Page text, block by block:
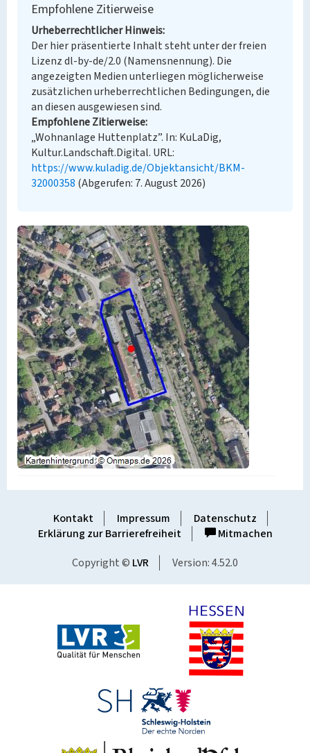
Empfohlene Zitierweise
Urheberrechtlicher Hinweis
Der hier präsentierte Inhalt steht unter der freien
Lizenz dl-by-de/2.0 (Namensnennung). Die
angezeigten Medien unterliegen möglicherweise
zusätzlichen urheberrechtlichen Bedingungen, die
an diesen ausgewiesen sind.
Empfohlene Zitierweise
„Wohnanlage Huttenplatz”. In: KuLaDig,
Kultur.Landschaft.Digital. URL:
https://www.kuladig.de/Objektansicht/BKM-
32000358 (Abgerufen: 7. August 2026)
Kontakt Impressum
Datenschutz
Erklärung zur Barrierefreiheit
Mitmachen
Copyright © LVR Version: 4.52.0